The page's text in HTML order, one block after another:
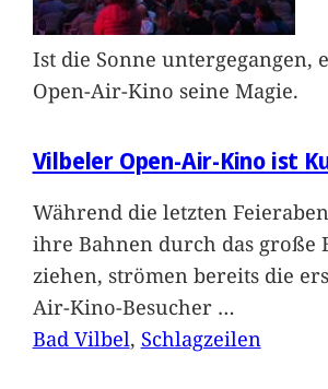
Ist die Sonne untergegangen,
Open-Air-Kino seine Magie.
Vilbeler Open-Air-Kino ist
Während die letzten
ihre Bahnen durch das große
ziehen, strömen bereits die
Air-Kino-Besucher …
Bad Vilbel, Schlagzeilen